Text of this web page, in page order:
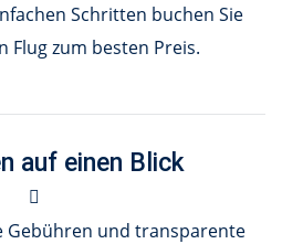
Schritten buchen Sie
Flug zum besten Preis.
auf einen Blick
Gebühren und transparente